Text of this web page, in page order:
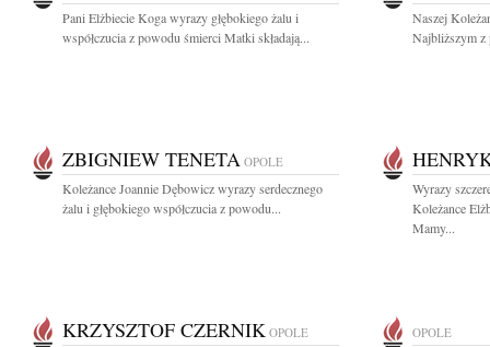
Pani Elżbiecie Koga wyrazy głębokiego żalu i
współczucia z powodu śmierci Matki składają...
Naszej
Najbliższym z
ZBIGNIEW TENETA OPOLE
Koleżance Joannie Dębowicz wyrazy serdecznego
żalu i głębokiego współczucia z powodu...
Wyrazy
Koleżance
Mamy...
KRZYSZTOF CZERNIK OPOLE OPOLE